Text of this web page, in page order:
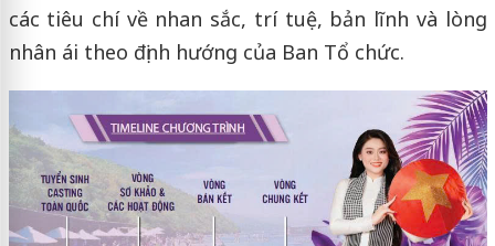
các tiêu chí về nhan sắc, trí tuệ, bản lĩnh và lòng
nhân ái theo định hướng của Ban Tổ chức.